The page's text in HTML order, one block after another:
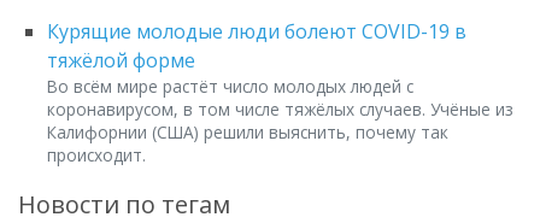
Курящие молодые люди болеют COVID-19 в
тяжёлой форме
Во всём мире растёт число молодых людей c
коронавирусом, в том числе тяжёлых случаев. Учёные из
Калифорнии (США) решили выяснить, почему так
происходит.
Новости по тегам